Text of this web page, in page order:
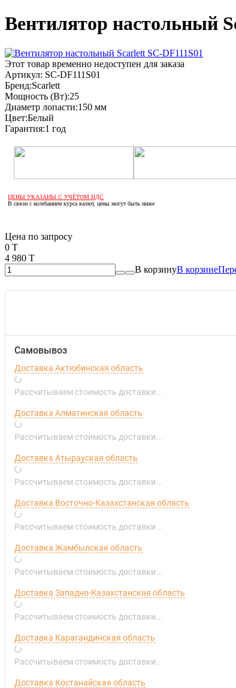
Вентилятор настольный
Этот товар временно недоступен для заказа
Артикул: SC-DF111S01
Бренд:Scarlett
Мощность (Вт):25
Диаметр лопасти:150 мм
Цвет:Белый
Гарантия:1 год
ЦЕНЫ УКАЗАНЫ С УЧЁТОМ НДС
В связи с колебанием курса валют, цены могут быть ниже
Цена по запросу
0 T
4 980 T
В корзинуВ корзине
Самовывоз
Доставка Актюбинская область
Рассчитываем стоимость доставки...
Доставка Алматинская область
Рассчитываем стоимость доставки...
Доставка Атырауская область
Рассчитываем стоимость доставки...
Доставка Восточно-Казахстанская область
Рассчитываем стоимость доставки...
Доставка Жамбылская область
Рассчитываем стоимость доставки...
Доставка Западно-Казахстанская область
Рассчитываем стоимость доставки...
Доставка Карагандинская область
Рассчитываем стоимость доставки...
Доставка Костанайская область